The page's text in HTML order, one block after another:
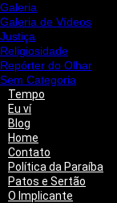
Galeria
Galeria de Vídeos
Justiça
Religiosidade
Repórter do Olhar
Sem Categoria
Tempo
Eu ví
Blog
Home
Contato
Política da Paraíba
Patos e Sertão
O Implicante